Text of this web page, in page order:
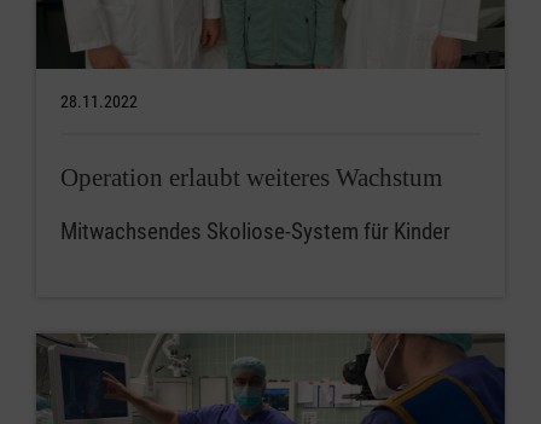
28.11.2022
Operation erlaubt weiteres Wachstum
Mitwachsendes Skoliose-System für Kinder